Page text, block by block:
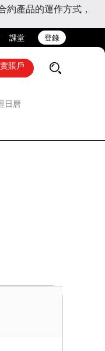
產品的運作方式，
課堂 登錄
賬戶
日曆